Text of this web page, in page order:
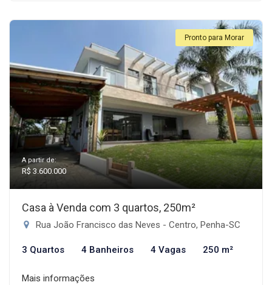
Pronto para Morar
A partir de:
R$ 3.600.000
Casa à Venda com 3 quartos, 250m²
Rua João Francisco das Neves - Centro, Penha-SC
3 Quartos 4 Banheiros 4 Vagas 250 m²
Mais informações